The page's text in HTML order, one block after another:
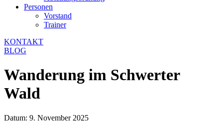
Personen
Vorstand
Trainer
KONTAKT
BLOG
Wanderung im Schwerter
Wald
Datum: 9. November 2025